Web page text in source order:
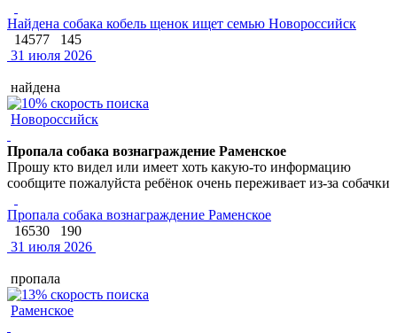
Найдена собака кобель щенок ищет семью Новороссийск
14577
145
31 июля 2026
найдена
Новороссийск
Пропала собака вознаграждение Раменское
Прошу кто видел или имеет хоть какую-то информацию
сообщите пожалуйста ребёнок очень переживает из-за собачки
Пропала собака вознаграждение Раменское
16530
190
31 июля 2026
пропала
Раменское